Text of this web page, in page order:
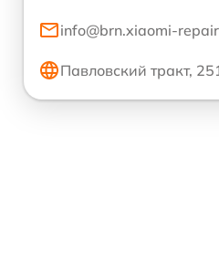
info@brn.xiaomi-
Павловский тракт,